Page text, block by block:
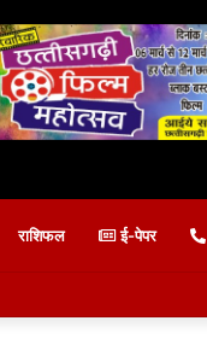
राशिफल ई-पेपर